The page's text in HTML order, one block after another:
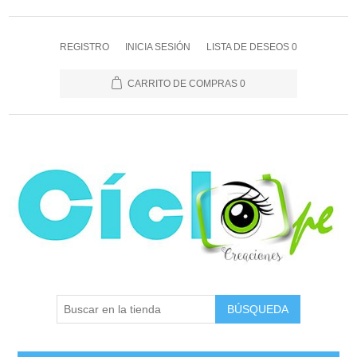
REGISTRO INICIA SESIÓN LISTA DE DESEOS 0
CARRITO DE COMPRAS 0
BÚSQUEDA